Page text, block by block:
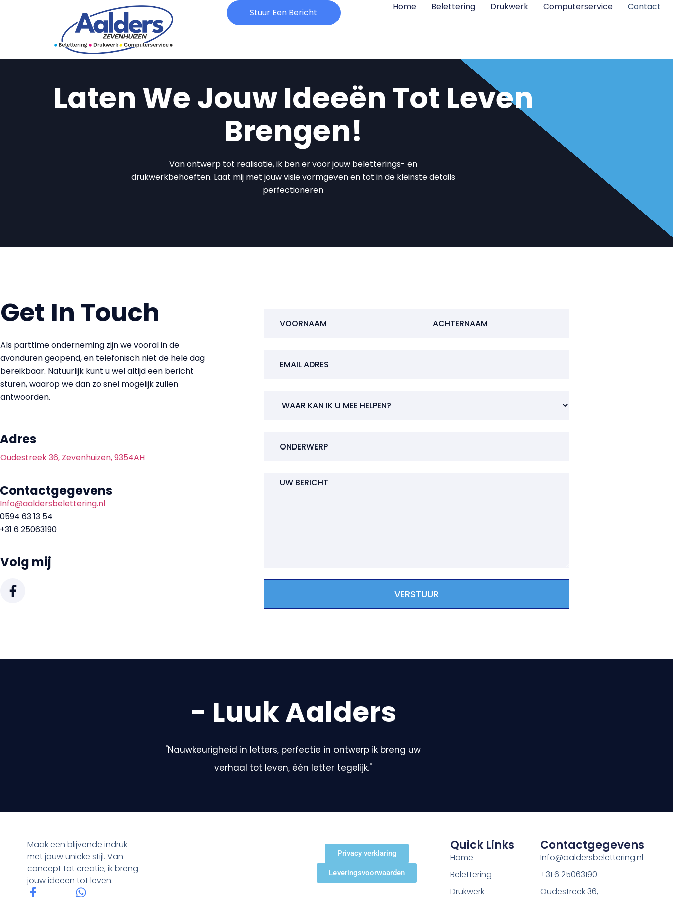
Stuur Een Bericht
Home Belettering Drukwerk Computerservice Contact
Laten We Jouw Ideeën Tot Leven
Brengen!
Van ontwerp tot realisatie, ik ben er voor jouw beletterings- en
drukwerkbehoeften. Laat mij met jouw visie vormgeven en tot in de kleinste details
perfectioneren
Get In Touch
Als parttime onderneming zijn we vooral in de
avonduren geopend, en telefonisch niet de hele dag
bereikbaar. Natuurlijk kunt u wel altijd een bericht
sturen, waarop we dan zo snel mogelijk zullen
antwoorden.
Adres
Oudestreek 36, Zevenhuizen, 9354AH
Contactgegevens
Info@aaldersbelettering.nl
0594 63 13 54
+31 6 25063190
Volg mij
VERSTUUR
- Luuk Aalders
"Nauwkeurigheid in letters, perfectie in ontwerp ik breng uw
verhaal tot leven, één letter tegelijk."
Maak een blijvende indruk
met jouw unieke stijl. Van
concept tot creatie, ik breng
jouw ideeën tot leven.
Privacy verklaring
Leveringsvoorwaarden
Quick Links
Home
Belettering
Drukwerk
Contactgegevens
Info@aaldersbelettering.nl
+31 6 25063190
Oudestreek 36,